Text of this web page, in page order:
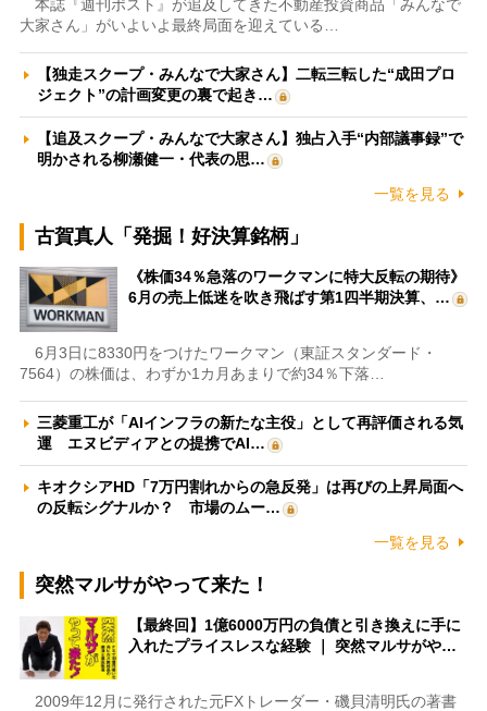
本誌『週刊ポスト』が追及してきた不動産投資商品「みんなで
大家さん」がいよいよ最終局面を迎えている…
【独走スクープ・みんなで大家さん】二転三転した“成田プロ
ジェクト”の計画変更の裏で起き…
【追及スクープ・みんなで大家さん】独占入手“内部議事録”で
明かされる柳瀬健一・代表の思…
一覧を見る
古賀真人「発掘！好決算銘柄」
《株価34％急落のワークマンに特大反転の期待》
6月の売上低迷を吹き飛ばす第1四半期決算、…
6月3日に8330円をつけたワークマン（東証スタンダード・
7564）の株価は、わずか1カ月あまりで約34％下落…
三菱重工が「AIインフラの新たな主役」として再評価される気
運 エヌビディアとの提携でAI…
キオクシアHD「7万円割れからの急反発」は再びの上昇局面へ
の反転シグナルか？ 市場のムー…
一覧を見る
突然マルサがやって来た！
【最終回】1億6000万円の負債と引き換えに手に
入れたプライスレスな経験 ｜ 突然マルサがや…
2009年12月に発行された元FXトレーダー・磯貝清明氏の著書